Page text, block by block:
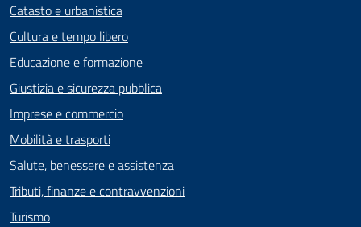
Catasto e urbanistica
Cultura e tempo libero
Educazione e formazione
Giustizia e sicurezza pubblica
Imprese e commercio
Mobilità e trasporti
Salute, benessere e assistenza
Tributi, finanze e contravvenzioni
Turismo